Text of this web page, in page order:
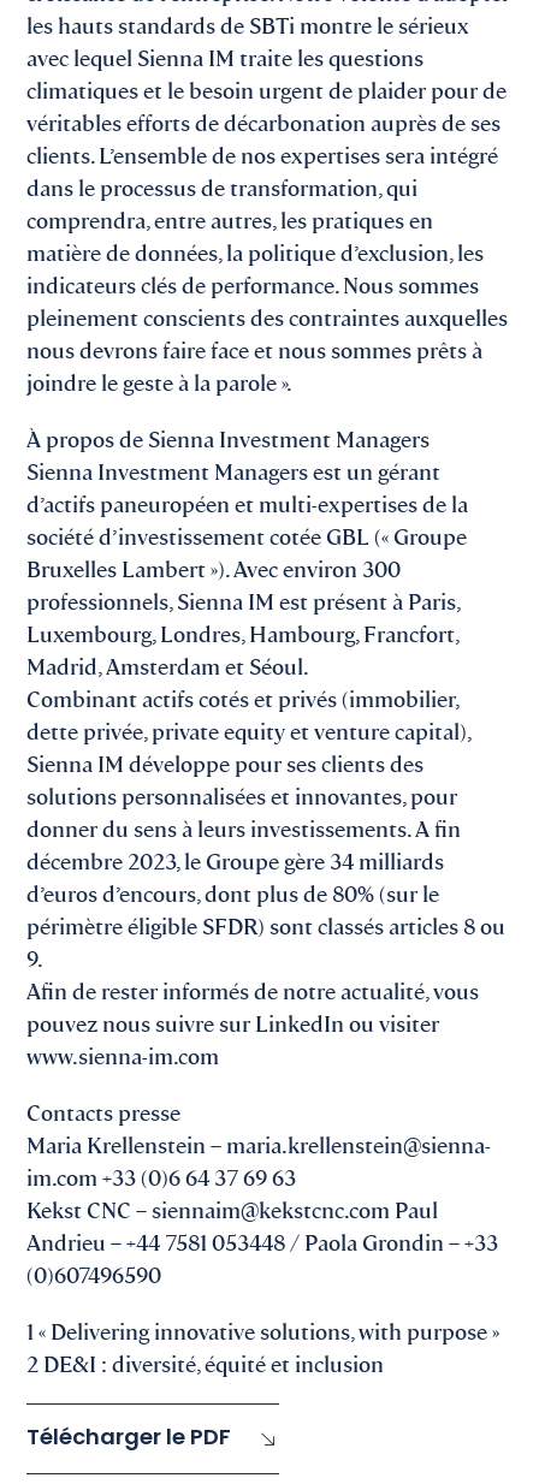
les hauts standards de SBTi montre le sérieux
avec lequel Sienna IM traite les questions
climatiques et le besoin urgent de plaider pour de
véritables efforts de décarbonation auprès de ses
clients. L’ensemble de nos expertises sera intégré
dans le processus de transformation, qui
comprendra, entre autres, les pratiques en
matière de données, la politique d’exclusion, les
indicateurs clés de performance. Nous sommes
pleinement conscients des contraintes auxquelles
nous devrons faire face et nous sommes prêts à
joindre le geste à la parole ».
À propos de Sienna Investment Managers
Sienna Investment Managers est un gérant
d’actifs paneuropéen et multi-expertises de la
société d’investissement cotée GBL (« Groupe
Bruxelles Lambert »). Avec environ 300
professionnels, Sienna IM est présent à Paris,
Luxembourg, Londres, Hambourg, Francfort,
Madrid, Amsterdam et Séoul.
Combinant actifs cotés et privés (immobilier,
dette privée, private equity et venture capital),
Sienna IM développe pour ses clients des
solutions personnalisées et innovantes, pour
donner du sens à leurs investissements. A fin
décembre 2023, le Groupe gère 34 milliards
d’euros d’encours, dont plus de 80% (sur le
périmètre éligible SFDR) sont classés articles 8 ou
9.
Afin de rester informés de notre actualité, vous
pouvez nous suivre sur LinkedIn ou visiter
www.sienna-im.com
Contacts presse
Maria Krellenstein – maria.krellenstein@sienna-
im.com +33 (0)6 64 37 69 63
Kekst CNC – siennaim@kekstcnc.com Paul
Andrieu – +44 7581 053448 / Paola Grondin – +33
(0)607496590
1 « Delivering innovative solutions, with purpose »
2 DE&I : diversité, équité et inclusion
Télécharger le PDF